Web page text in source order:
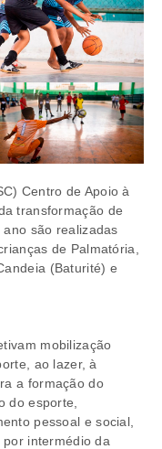
Centro de Apoio à
transformação de
são realizadas
de Palmatória,
(Baturité) e
mobilização
ao lazer, à
a formação do
do esporte,
pessoal e social,
intermédio da